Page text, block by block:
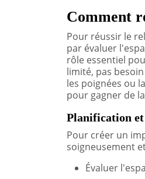
Comment
Pour réussir le
par évaluer
rôle essentiel
limité, pas
les poignées ou
pour gagner de
Planification et
Pour créer un
soigneusement
Évaluer